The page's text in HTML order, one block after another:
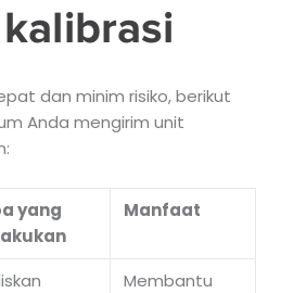
dan minim risiko, berikut
Anda mengirim unit
yang
Manfaat
Membantu